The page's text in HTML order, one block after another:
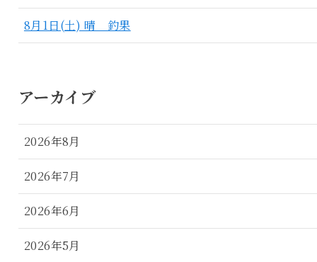
8月1日(土) 晴 釣果
アーカイブ
2026年8月
2026年7月
2026年6月
2026年5月